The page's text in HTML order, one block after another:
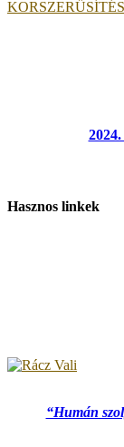
Hasznos linkek
“Humán